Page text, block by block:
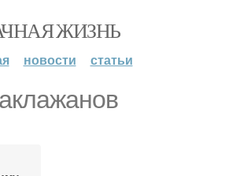
ЖИЗНЬ
новости статьи